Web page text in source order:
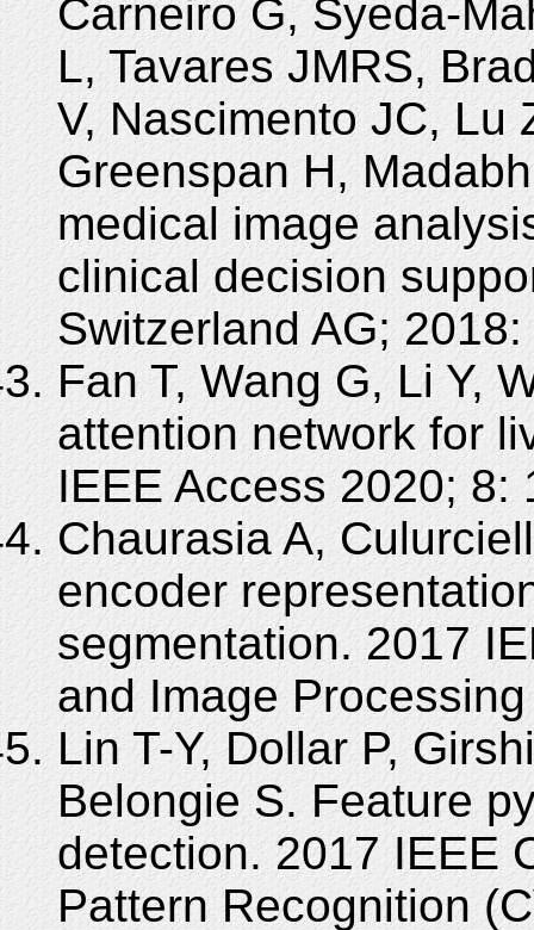
Carneiro G, Syeda-
L, Tavares JMRS,
V, Nascimento JC, Lu
Greenspan H,
medical image
clinical decision
Switzerland AG; 2018:
Fan T, Wang G, Li Y,
attention network for
IEEE Access 2020; 8:
Chaurasia A,
encoder
segmentation. 2017
and Image
Lin T-Y, Dollar P,
Belongie S. Feature
detection. 2017 IEEE
Pattern Recognition